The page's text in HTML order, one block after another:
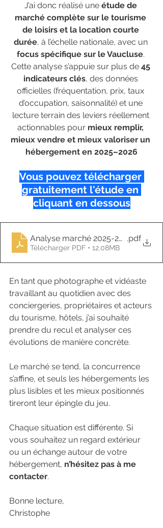
J’ai donc réalisé une étude de
marché complète sur le tourisme
de loisirs et la location courte
durée, à l’échelle nationale, avec un
focus spécifique sur le Vaucluse.
Cette analyse s’appuie sur plus de 45
indicateurs clés, des données
officielles (fréquentation, prix, taux
d’occupation, saisonnalité) et une
lecture terrain des leviers réellement
actionnables pour mieux remplir,
mieux vendre et mieux valoriser un
hébergement en 2025–2026
Vous pouvez télécharger
gratuitement l'étude en
cliquant en dessous
Analyse marché 2025-2026.pdf
Télécharger PDF • 12.08MB
En tant que photographe et vidéaste
travaillant au quotidien avec des
conciergeries, propriétaires et acteurs
du tourisme, hôtels, j’ai souhaité
prendre du recul et analyser ces
évolutions de manière concrète.
Le marché se tend, la concurrence
s’affine, et seuls les hébergements les
plus lisibles et les mieux positionnés
tireront leur épingle du jeu.
Chaque situation est différente. Si
vous souhaitez un regard extérieur
ou un échange autour de votre
hébergement, n’hésitez pas à me
contacter.
Bonne lecture,
Christophe